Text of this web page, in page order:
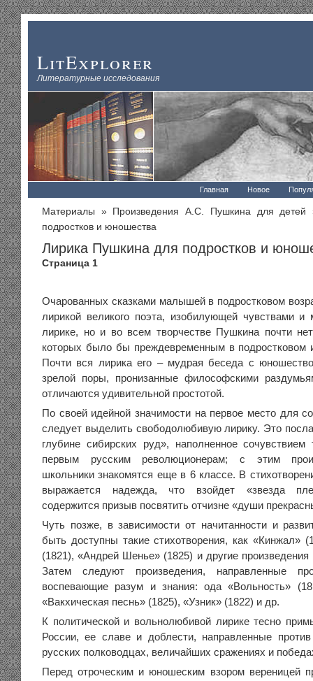
LitExplorer
Литературные исследования
Главная Новое
Материалы » Произведения А.С. Пушкина для детей
подростков и юношества
Лирика Пушкина для подростков и
Страница 1
Очарованных сказками малышей в подростковом
лирикой великого поэта, изобилующей чувствами
лирике, но и во всем творчестве Пушкина почти
которых было бы преждевременным в подростковом
Почти вся лирика его – мудрая беседа с
зрелой поры, пронизанные философскими
отличаются удивительной простотой.
По своей идейной значимости на первое место для
следует выделить свободолюбивую лирику. Это
глубине сибирских руд», наполненное
первым русским революционерам; с этим
школьники знакомятся еще в 6 классе. В
выражается надежда, что взойдет «звезда
содержится призыв посвятить отчизне «души
Чуть позже, в зависимости от начитанности и
быть доступны такие стихотворения, как «Кинжал»
(1821), «Андрей Шенье» (1825) и другие произведения
Затем следуют произведения, направленные
воспевающие разум и знания: ода «Вольность»
«Вакхическая песнь» (1825), «Узник» (1822) и др.
К политической и вольнолюбивой лирике тесно
России, ее славе и доблести, направленные
русских полководцах, величайших сражениях и
Перед отроческим и юношеским взором вереницей